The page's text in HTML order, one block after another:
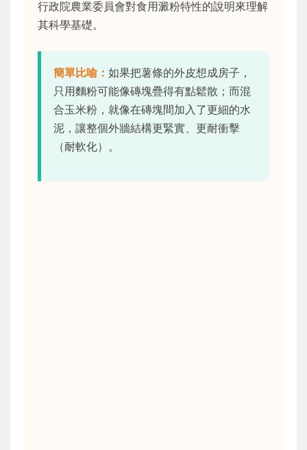
行政院農業委員會對食用澱粉特性的說明來理解
其科學基礎。
簡單比喻： 如果把薯條的外皮想成房子，
只用麵粉可能像磚塊疊得有點鬆散；而混
合玉米粉，就像在磚塊間加入了更細的水
泥，讓整個外牆結構更緊實、更耐衝擊
（耐軟化）。